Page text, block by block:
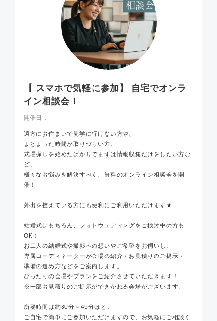
【 スマホで気軽に参加】 自宅でオンラ
イン相談会！
開催日：
遠方にお住まいで見学に行けない方や、
まとまった時間が取りづらい方、
式場探しを始めたばかりでまずは情報収集だけをしたい方な
ど、
様々なお悩みを解決すべく、無料のオンライン相談会を開
催！
外出を控えている方にも便利にご利用いただけます★
結婚式はもちろん、フォトウェディングをご検討中の方も
OK！
お二人の結婚式や撮影への想いやご希望をお伺いし、
専属コーディネーターが会場の紹介・お見積りのご提示・
準備の進め方などをご案内します。
ぴったりの会場やプランをご紹介させていただきます！
※一部お見積りのご提示ができかねる会場がございます。
所要時間は約30分～45分ほど。
ご自宅で簡単にご参加いただけますので、お気軽にご相談く